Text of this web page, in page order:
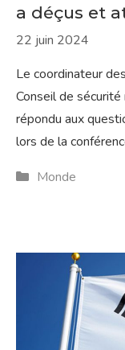
a déçus et
22 juin 2024
Le coordinateur
Conseil de
répondu aux
lors de la
Catégories
Monde